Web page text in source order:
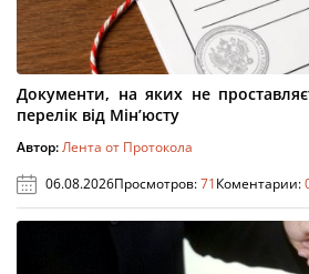
Документи, на яких не
перелік від Мін’юсту
Автор:Лента от Протокола
06.08.2026Просмотров:71Коментарии: